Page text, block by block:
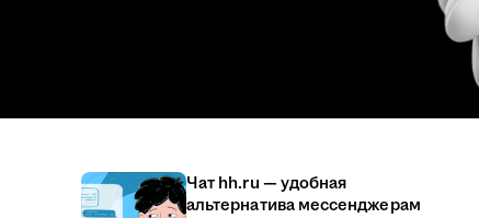
Чат hh.ru — удобная
альтернатива мессенджерам